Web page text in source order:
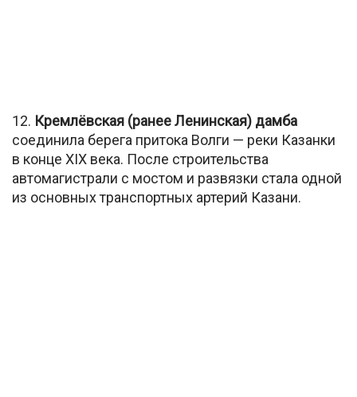
12. Кремлёвская (ранее Ленинская) дамба
соединила берега притока Волги — реки Казанки
в конце XIX века. После строительства
автомагистрали с мостом и развязки стала одной
из основных транспортных артерий Казани.